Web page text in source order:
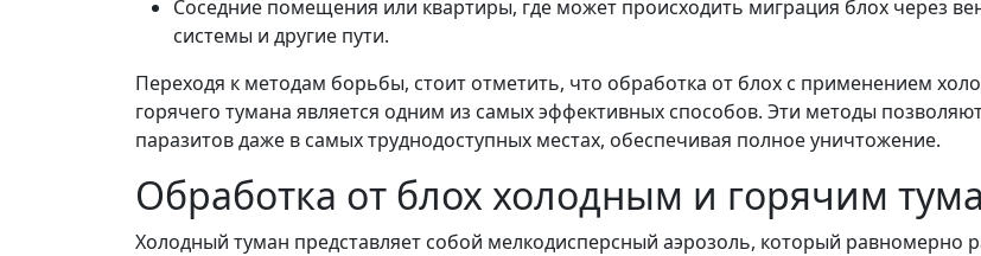
Соседние помещения или квартиры, где может происходить миграция блох через
системы и другие пути.
Переходя к методам борьбы, стоит отметить, что обработка от блох с применением
горячего тумана является одним из самых эффективных способов. Эти методы
паразитов даже в самых труднодоступных местах, обеспечивая полное уничтожение.
Обработка от блох холодным и горячим
Холодный туман представляет собой мелкодисперсный аэрозоль, который равномерно